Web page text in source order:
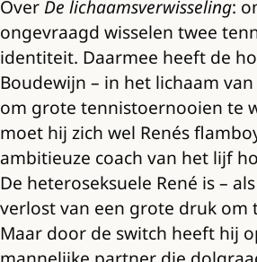
OverDe lichaamsverwisseling:
ongevraagd wisselen twee
identiteit. Daarmee heeft de
Boudewijn – in het lichaam van
om grote tennistoernooien te
moet hij zich wel Renés
ambitieuze coach van het lijf
De heteroseksuele René is –
verlost van een grote druk om
Maar door de switch heeft hij